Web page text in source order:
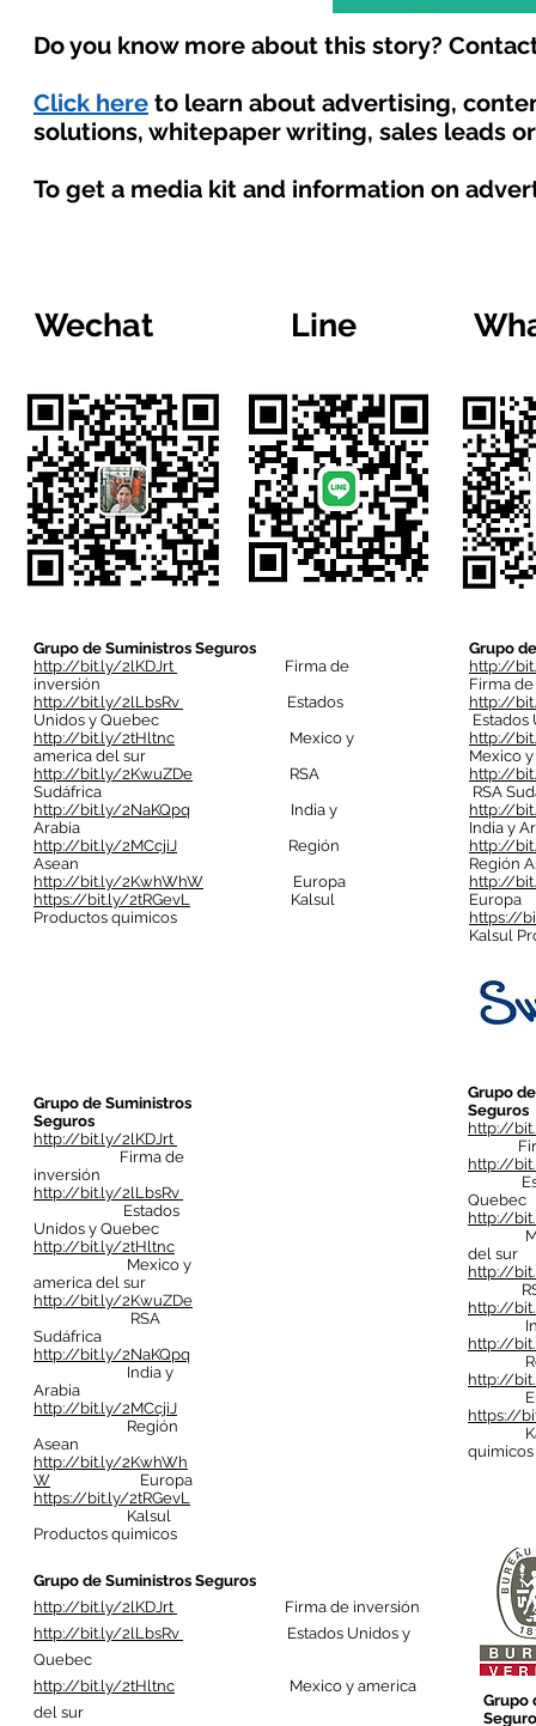
Do you know more about this story?
Click here to learn about advertising,
solutions, whitepaper writing, sales leads
To get a media kit and information on
Wechat Line
Grupo de Suministros Seguros
http://bit.ly/2lKDJrt
Firma de
inversión
http://bit.ly/2lLbsRv
Estados
Unidos y Quebec
http://bit.ly/2tHltnc Mexico y
america del sur
http://bit.ly/2KwuZDe RSA
Sudáfrica
http://bit.ly/2NaKQpq India y
Arabia
http://bit.ly/2MCcjiJ Región
Asean
http://bit.ly/2KwhWhW Europa
https://bit.ly/2tRGevL Kalsul
Productos quimicos
Grupo de Suministros
Seguros
http://bit.ly/2lKDJrt
Firma de
inversión
http://bit.ly/2lLbsRv
Estados
Unidos y Quebec
http://bit.ly/2tHltnc
Mexico y
america del sur
http://bit.ly/2KwuZDe
RSA
Sudáfrica
http://bit.ly/2NaKQpq
India y
Arabia
http://bit.ly/2MCcjiJ
Región
Asean
http://bit.ly/2KwhWh
W Europa
https://bit.ly/2tRGevL
Kalsul
Productos quimicos
Grupo
http://
Firma
http://
Estados
http://
Mexico
http://
RSA
http://
India y
http://
Región
http://
Europa
https://
Kalsul
Grupo
Seguros
http://
Firma
http://
Quebec
http://
del sur
http://
RSA
http://
India
http://
http://
https://
quimicos
Grupo de Suministros Seguros
http://bit.ly/2lKDJrt
Firma de inversión
http://bit.ly/2lLbsRv
Estados Unidos y
Quebec
http://bit.ly/2tHltnc Mexico y america
del sur
Grupo